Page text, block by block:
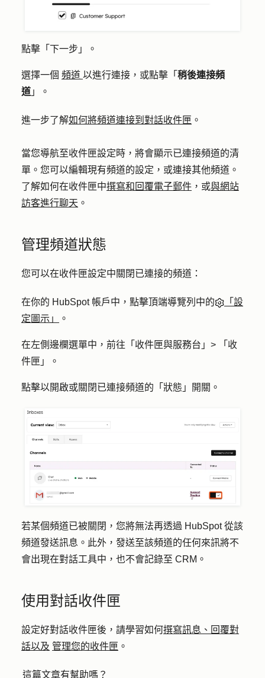
點擊「 下一步 」。
選擇一個 頻道 以進行連接，或點擊「 稍後連接頻
道 」。
進一步了解如何將頻道連接到對話收件匣 。
當您導航至收件匣設定時，將會顯示已連接頻道的清
單。您可以編輯現有頻道的設定，或連接其他頻道。
了解如何在收件匣中撰寫和回覆電子郵件 ，或與網站
訪客進行聊天 。
管理頻道狀態
您可以在收件匣設定中關閉已連接的頻道：
在你的 HubSpot 帳戶中，點擊頂端導覽列中的
「設
定圖示」
。
在左側邊欄選單中，前往「 收件匣與服務台」> 「 收
件匣 」。
點擊以開啟或關閉已連接頻道的「 狀態」開關 。
若某個頻道已被關閉，您將無法再透過 HubSpot 從該
頻道發送訊息。此外，發送至該頻道的任何來訊將不
會出現在對話工具中，也不會記錄至 CRM。
使用對話收件匣
設定好對話收件匣後，請學習如何撰寫訊息、回覆對
話以及 管理您的收件匣 。
這篇文章有幫助嗎？